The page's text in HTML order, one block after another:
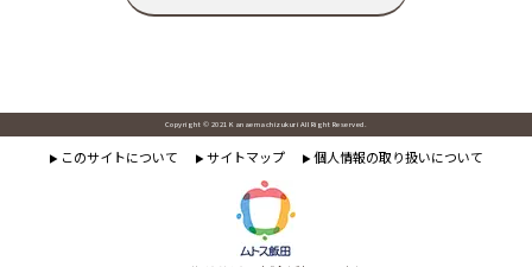
Copyright © 2021 Kanaemachizukuri All Right Reserved.
▶ このサイトについて ▶ サイトマップ ▶ 個人情報の取り扱いについて